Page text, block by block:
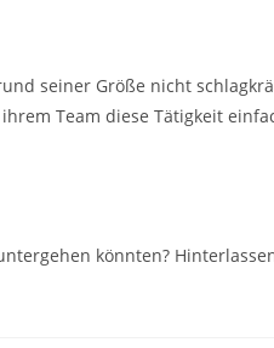
seiner Größe nicht
Team diese Tätigkeit
könnten?